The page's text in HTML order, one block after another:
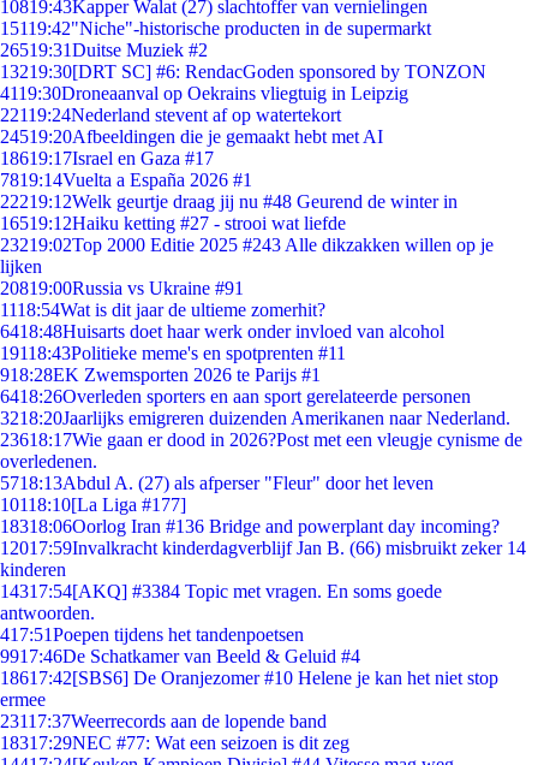
10819:43Kapper Walat (27) slachtoffer van vernielingen
15119:42"Niche"-historische producten in de supermarkt
26519:31Duitse Muziek #2
13219:30[DRT SC] #6: RendacGoden sponsored by TONZON
4119:30Droneaanval op Oekrains vliegtuig in Leipzig
22119:24Nederland stevent af op watertekort
24519:20Afbeeldingen die je gemaakt hebt met AI
18619:17Israel en Gaza #17
7819:14Vuelta a España 2026 #1
22219:12Welk geurtje draag jij nu #48 Geurend de winter in
16519:12Haiku ketting #27 - strooi wat liefde
23219:02Top 2000 Editie 2025 #243 Alle dikzakken willen op je
lijken
20819:00Russia vs Ukraine #91
1118:54Wat is dit jaar de ultieme zomerhit?
6418:48Huisarts doet haar werk onder invloed van alcohol
19118:43Politieke meme's en spotprenten #11
918:28EK Zwemsporten 2026 te Parijs #1
6418:26Overleden sporters en aan sport gerelateerde personen
3218:20Jaarlijks emigreren duizenden Amerikanen naar Nederland.
23618:17Wie gaan er dood in 2026?Post met een vleugje cynisme de
overledenen.
5718:13Abdul A. (27) als afperser "Fleur" door het leven
10118:10[La Liga #177]
18318:06Oorlog Iran #136 Bridge and powerplant day incoming?
12017:59Invalkracht kinderdagverblijf Jan B. (66) misbruikt zeker 14
kinderen
14317:54[AKQ] #3384 Topic met vragen. En soms goede
antwoorden.
417:51Poepen tijdens het tandenpoetsen
9917:46De Schatkamer van Beeld & Geluid #4
18617:42[SBS6] De Oranjezomer #10 Helene je kan het niet stop
ermee
23117:37Weerrecords aan de lopende band
18317:29NEC #77: Wat een seizoen is dit zeg